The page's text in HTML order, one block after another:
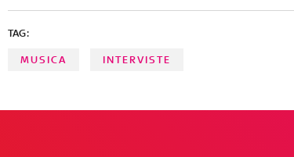
TAG:
MUSICA INTERVISTE